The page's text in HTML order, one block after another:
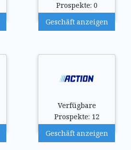
Prospekte: 0
Geschäft anzeigen
Verfügbare
Prospekte: 12
Geschäft anzeigen